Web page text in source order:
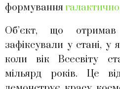
формування
Об’єкт, що отримав
зафіксували у стані, у
коли вік Всесвіту
мільярд років. Це